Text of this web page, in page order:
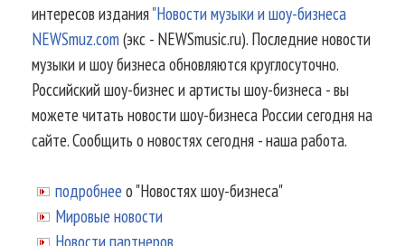
интересов издания"Новости музыки и шоу-бизнеса
NEWSmuz.com(экс - NEWSmusic.ru). Последние новости
музыки и шоу бизнеса обновляются круглосуточно.
Российский шоу-бизнес и артисты шоу-бизнеса - вы
можете читать новости шоу-бизнеса России сегодня на
сайте. Сообщить о новостях сегодня - наша работа.
подробнее о "Новостях шоу-бизнеса"
Мировые новости
Новости партнеров